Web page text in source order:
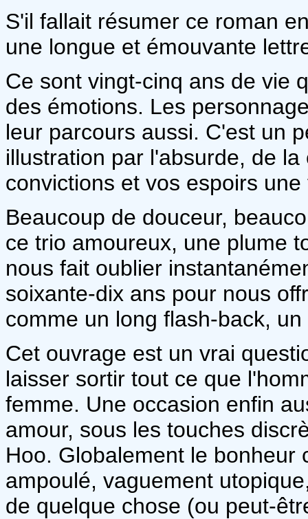
S'il fallait résumer ce roman
une longue et émouvante
Ce sont vingt-cinq ans de vie
des émotions. Les
leur parcours aussi. C'est un
illustration par l'absurde, de
convictions et vos espoirs
Beaucoup de douceur,
ce trio amoureux, une plume
nous fait oublier
soixante-dix ans pour nous
comme un long flash-back,
Cet ouvrage est un vrai
laisser sortir tout ce que
femme. Une occasion enfin
amour, sous les touches
Hoo. Globalement le bonheur
ampoulé, vaguement
de quelque chose (ou peut-